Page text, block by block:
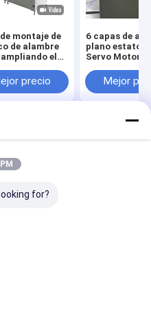
montaje de
de alambre
el
de
de la
precio
6 capas de
plano estator
Servo Motor
ODMMejor
Site
de privacidad
Rights Reserved.
for?